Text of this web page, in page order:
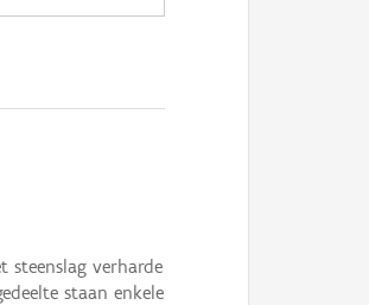
steenslag verharde
staan enkele